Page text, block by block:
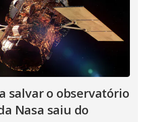
salvar o observatório
Nasa saiu do